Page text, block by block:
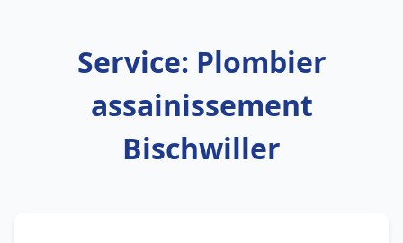
Service: Plombier
assainissement
Bischwiller